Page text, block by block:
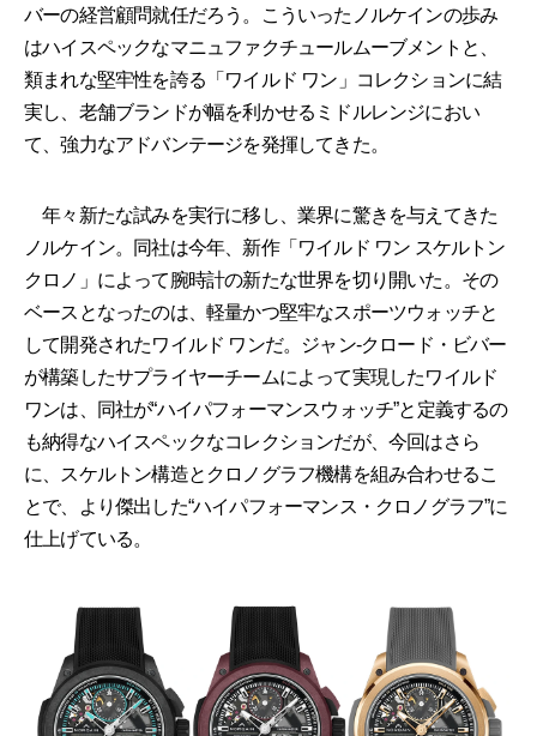
バーの経営顧問就任だろう。こういったノルケインの歩み
はハイスペックなマニュファクチュールムーブメントと、
類まれな堅牢性を誇る「ワイルド ワン」コレクションに結
実し、老舗ブランドが幅を利かせるミドルレンジにおい
て、強力なアドバンテージを発揮してきた。
年々新たな試みを実行に移し、業界に驚きを与えてきた
ノルケイン。同社は今年、新作「ワイルド ワン スケルトン
クロノ」によって腕時計の新たな世界を切り開いた。その
ベースとなったのは、軽量かつ堅牢なスポーツウォッチと
して開発されたワイルド ワンだ。ジャン-クロード・ビバー
が構築したサプライヤーチームによって実現したワイルド
ワンは、同社が“ハイパフォーマンスウォッチ”と定義するの
も納得なハイスペックなコレクションだが、今回はさら
に、スケルトン構造とクロノグラフ機構を組み合わせるこ
とで、より傑出した“ハイパフォーマンス・クロノグラフ”に
仕上げている。